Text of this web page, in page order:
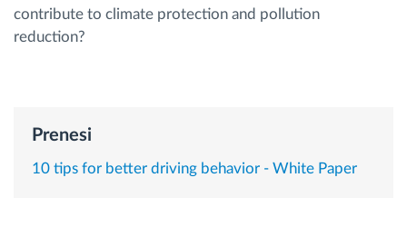
Upravljanje porabe goriva
Samodejno prepoznavanje voznika
Odkrijte vse funkcije
contribute to climate protection and pollution
reduction?
Prenesi
10 tips for better driving behavior - White Paper